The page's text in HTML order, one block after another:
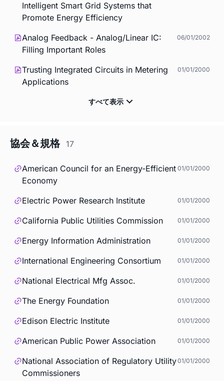
Intelligent Smart Grid Systems that
Promote Energy Efficiency
Analog Feedback - Analog/Linear IC:
Filling Important Roles
06/01/2002
Trusting Integrated Circuits in Metering
Applications
01/01/2000
協会＆規格 17
American Council for an Energy-Efficient
Economy
01/01/2000
Electric Power Research Institute 01/01/2000
California Public Utilities Commission 01/01/2000
Energy Information Administration 01/01/2000
International Engineering Consortium 01/01/2000
National Electrical Mfg Assoc. 01/01/2000
The Energy Foundation 01/01/2000
Edison Electric Institute 01/01/2000
American Public Power Association 01/01/2000
National Association of Regulatory Utility
Commissioners
01/01/2000